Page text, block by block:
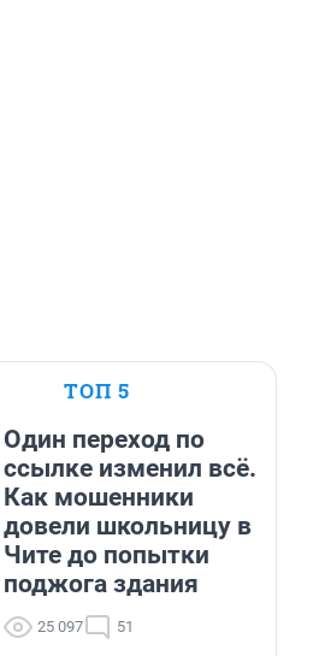
ТОП 5
Один переход по
ссылке изменил всё.
Как мошенники
довели школьницу в
Чите до попытки
поджога здания
25 097 51